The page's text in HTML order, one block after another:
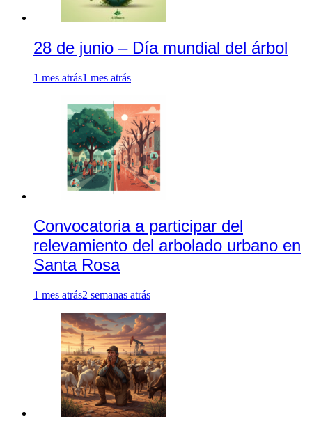
28 de junio – Día mundial del árbol
1 mes atrás1 mes atrás
Convocatoria a participar del
relevamiento del arbolado urbano en
Santa Rosa
1 mes atrás2 semanas atrás